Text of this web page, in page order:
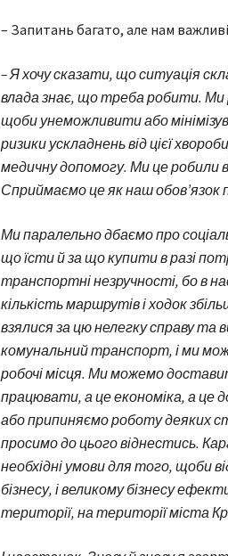
– Запитань багато, але нам
– Я хочу сказати, що ситуація
влада знає, що треба робити. Ми
щоби унеможливити або
ризики ускладнень від цієї
медичну допомогу. Ми це робили
Сприймаємо це як наш
Ми паралельно дбаємо про
що їсти й за що купити в разі
транспортні незручності, бо в
кількість маршрутів і ходок
взялися за цю нелегку справу та
комунальний транспорт, і ми
робочі місця. Ми можемо
працювати, а це економіка, а
або припиняємо роботу деяких
просимо до цього віднестись.
необхідні умови для того, щоби
бізнесу, і великому бізнесу
території, на території міста